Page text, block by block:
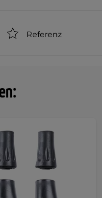
Referenz